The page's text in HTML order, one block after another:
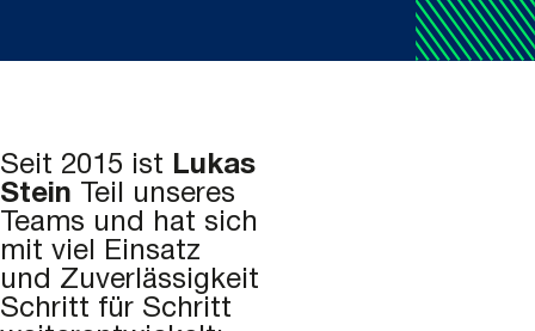
Seit 2015 ist Lukas
Stein Teil unseres
Teams und hat sich
mit viel Einsatz
und Zuverlässigkeit
Schritt für Schritt